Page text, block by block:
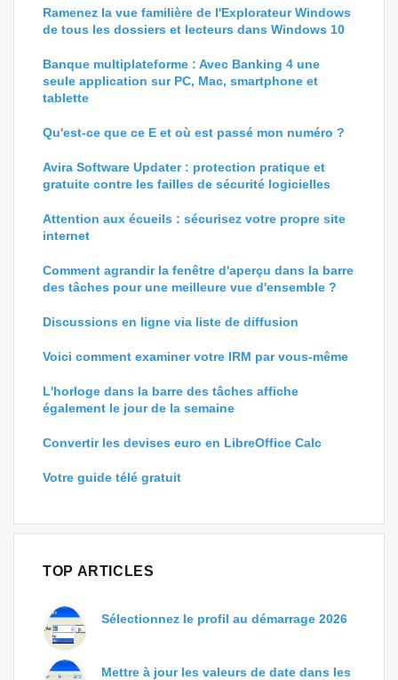
Ramenez la vue familière de l'Explorateur Windows
de tous les dossiers et lecteurs dans Windows 10
Banque multiplateforme : Avec Banking 4 une
seule application sur PC, Mac, smartphone et
tablette
Qu'est-ce que ce E et où est passé mon numéro ?
Avira Software Updater : protection pratique et
gratuite contre les failles de sécurité logicielles
Attention aux écueils : sécurisez votre propre site
internet
Comment agrandir la fenêtre d'aperçu dans la barre
des tâches pour une meilleure vue d'ensemble ?
Discussions en ligne via liste de diffusion
Voici comment examiner votre IRM par vous-même
L'horloge dans la barre des tâches affiche
également le jour de la semaine
Convertir les devises euro en LibreOffice Calc
Votre guide télé gratuit
TOP ARTICLES
Sélectionnez le profil au démarrage 2026
Mettre à jour les valeurs de date dans les